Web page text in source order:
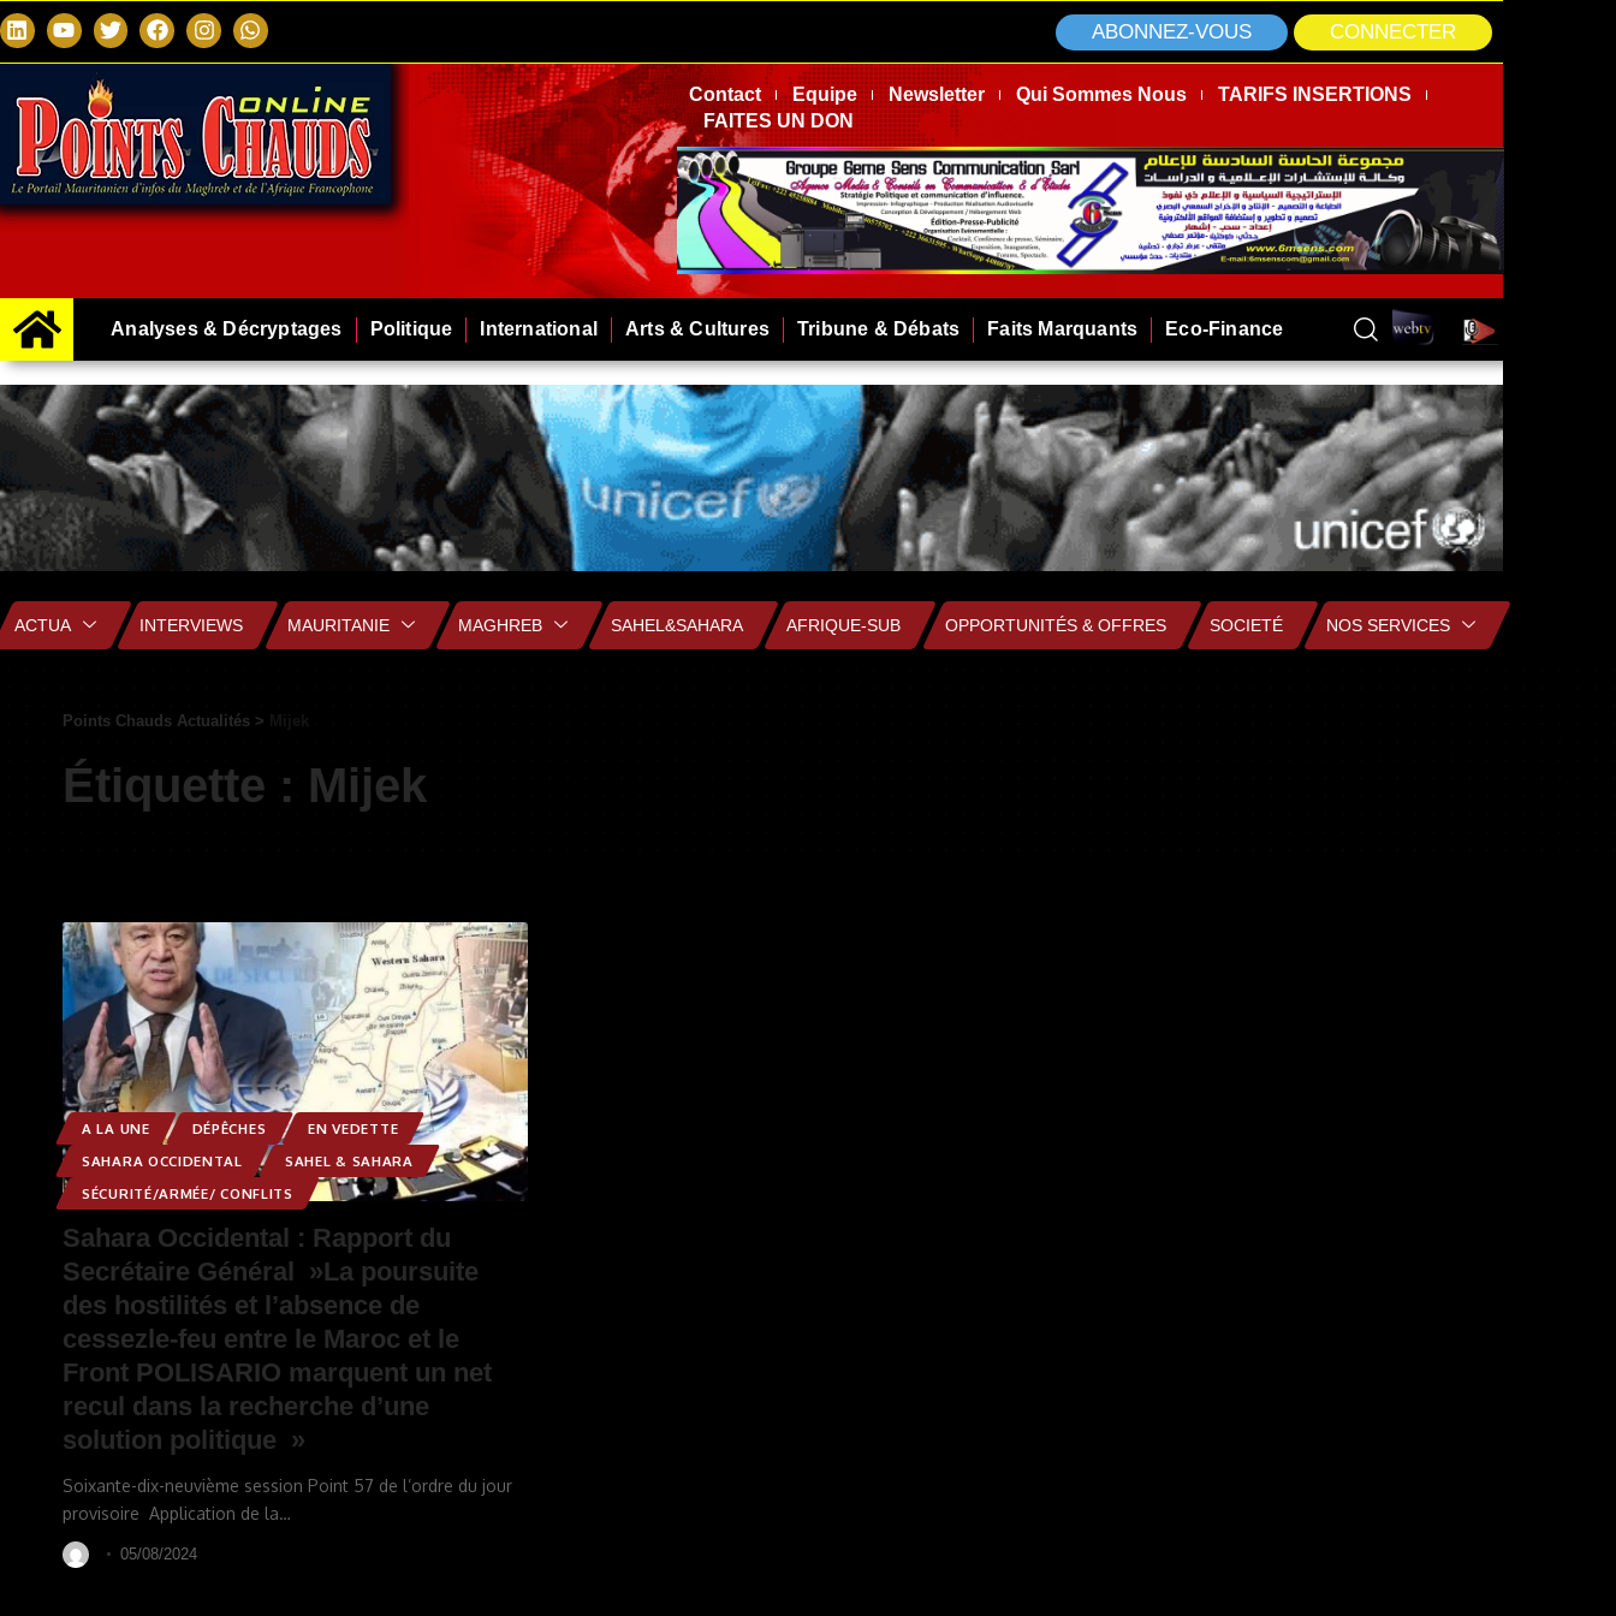
ABONNEZ-VOUS CONNECTER
Contact Equipe Newsletter Qui Sommes Nous
TARIFS INSERTIONS
FAITES UN DON
Analyses & Décryptages Politique International Arts & Cultures Tribune & Débats Faits Marquants Eco-Finance
ACTUA INTERVIEWS MAURITANIE MAGHREB SAHEL&SAHARA AFRIQUE-SUB OPPORTUNITÉS & OFFRES SOCIETÉ NOS SERVICES
Points Chauds Actualités >
Étiquette : Mijek
A LA UNE DÉPÊCHES
EN VEDETTE
SAHARA OCCIDENTAL
SAHEL & SAHARA
SÉCURITÉ/ARMÉE/ CONFLITS
Sahara Occidental : Rapport du
Secrétaire Général »La poursuite
des hostilités et l’absence de
cessezle-feu entre le Maroc et le
Front POLISARIO marquent un net
recul dans la recherche d’une
solution politique »
Soixante-dix-neuvième session Point 57 de l’ordre du jour
provisoire Application de la…
05/08/2024